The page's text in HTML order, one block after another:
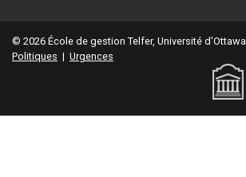
© 2026 École de gestion Telfer, Université d'Ottawa
Politiques | Urgences